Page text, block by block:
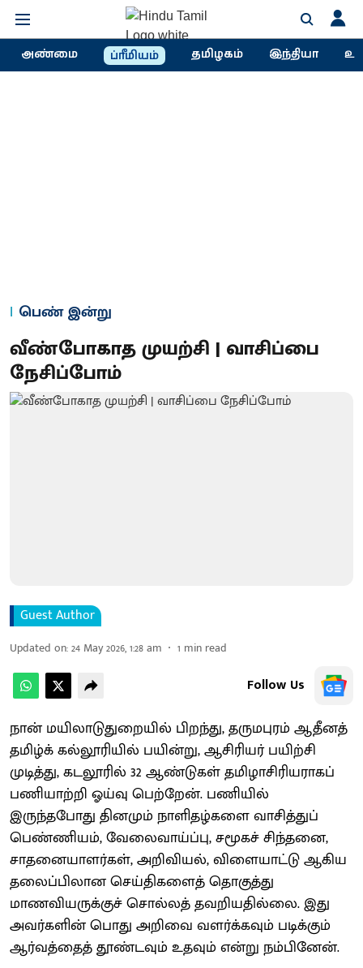
அண்மை ப்ரீமியம் தமிழகம் இந்தியா
பெண் இன்று
வீண்போகாத முயற்சி | வாசிப்பை
நேசிப்போம்
Guest Author
Updated on:24 May 2026, 1:28 am 1 min read
Follow Us
நான் மயிலாடுதுறையில் பிறந்து, தருமபுரம் ஆதீனத்
தமிழ்க் கல்லூரியில் பயின்று, ஆசிரியர் பயிற்சி
முடித்து, கடலூரில் 32 ஆண்டுகள் தமிழாசிரியராகப்
பணியாற்றி ஓய்வு பெற்றேன். பணியில்
இருந்தபோது தினமும் நாளிதழ்களை வாசித்துப்
பெண்ணியம், வேலைவாய்ப்பு, சமூகச் சிந்தனை,
சாதனையாளர்கள், அறிவியல், விளையாட்டு ஆகிய
தலைப்பிலான செய்திகளைத் தொகுத்து
மாணவியருக்குச் சொல்லத் தவறியதில்லை. இது
அவர்களின் பொது அறிவை வளர்க்கவும் படிக்கும்
ஆர்வத்தைத் தூண்டவும் உதவும் என்று நம்பினேன்.